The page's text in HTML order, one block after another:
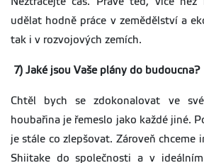
udělat hodně práce v zemědělství a
tak i v rozvojových zemích.
7) Jaké jsou Vaše plány do budoucna?
Chtěl bych se zdokonalovat ve
houbařina je řemeslo jako každé jiné.
je stále co zlepšovat. Zároveň
Shiitake do společnosti a v